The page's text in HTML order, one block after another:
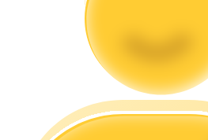
Hướng dẫn
Hướng dẫn giao dịch Spot